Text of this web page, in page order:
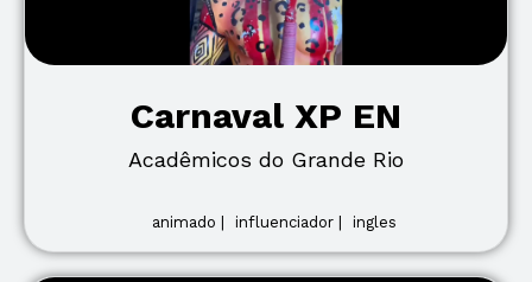
Carnaval XP EN
Acadêmicos do Grande Rio
animado | influenciador | ingles